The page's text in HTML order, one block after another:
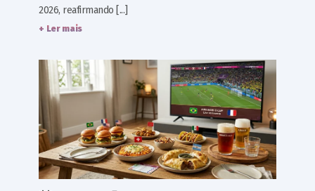
2026, reafirmando [...]
+ Ler mais